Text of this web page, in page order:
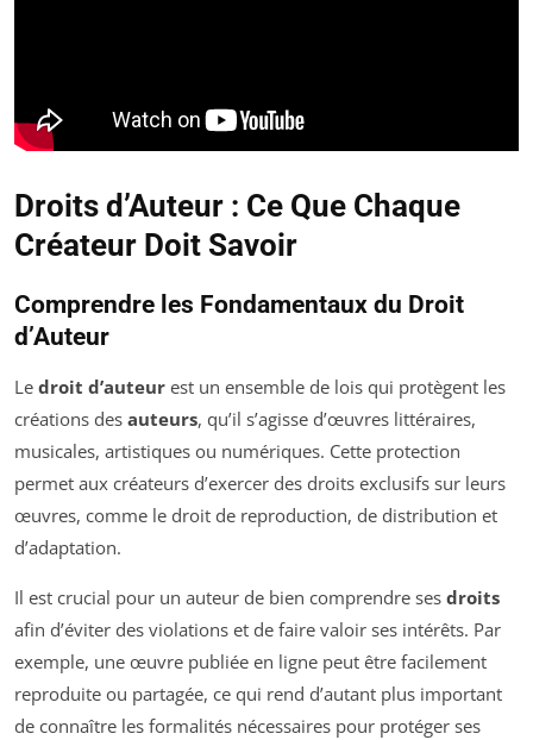
Droits d’Auteur : Ce Que Chaque
Créateur Doit Savoir
Comprendre les Fondamentaux du Droit
d’Auteur
Le droit d’auteur est un ensemble de lois qui protègent les
créations des auteurs, qu’il s’agisse d’œuvres littéraires,
musicales, artistiques ou numériques. Cette protection
permet aux créateurs d’exercer des droits exclusifs sur leurs
œuvres, comme le droit de reproduction, de distribution et
d’adaptation.
Il est crucial pour un auteur de bien comprendre ses droits
afin d’éviter des violations et de faire valoir ses intérêts. Par
exemple, une œuvre publiée en ligne peut être facilement
reproduite ou partagée, ce qui rend d’autant plus important
de connaître les formalités nécessaires pour protéger ses